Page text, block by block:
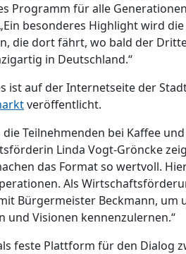
Programm für alle
besonderes Highlight wird
die dort fährt, wo bald der Dritte
in Deutschland.“
ist auf der Internetseite der
veröffentlicht.
Teilnehmenden bei Kaffee
Linda Vogt-Gröncke
das Format so wertvoll.
Als
Bürgermeister Beckmann, um
Visionen kennenzulernen.“
feste Plattform für den Dialog